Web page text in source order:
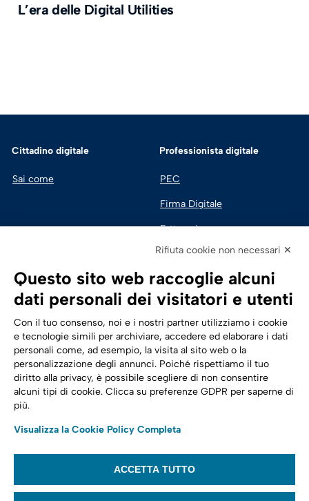
L’era delle Digital Utilities
Cittadino digitale
Sai come
Professionista digitale
PEC
Firma Digitale
Fatturazione
Sicurezza Digitale
Cloud
Trasformazione digitale
Energia
Telecomunicazioni
Automotive
Seguici su:
© 2022,Tinexta Infocert S.p.A.– P.IVA 07945211006 – Cap. Sociale €
Rifiuta cookie non necessari ✕
Questo sito web raccoglie alcuni
dati personali dei visitatori e utenti
Con il tuo consenso, noi e i nostri partner utilizziamo i cookie
e tecnologie simili per archiviare, accedere ed elaborare i dati
personali come, ad esempio, la visita al sito web o la
personalizzazione degli annunci. Poiché rispettiamo il tuo
diritto alla privacy, è possibile scegliere di non consentire
alcuni tipi di cookie. Clicca su preferenze GDPR per saperne di
più.
Visualizza la Cookie Policy Completa
ACCETTA TUTTO